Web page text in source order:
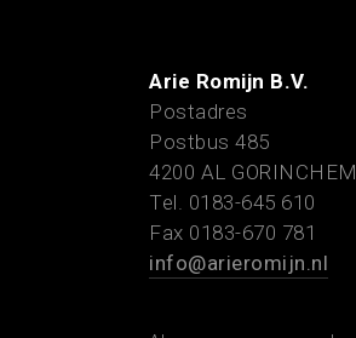
Arie Romijn B.V.
Postadres
Postbus 485
4200 AL GORINCHEM
Tel. 0183-645 610
Fax 0183-670 781
info@arieromijn.nl